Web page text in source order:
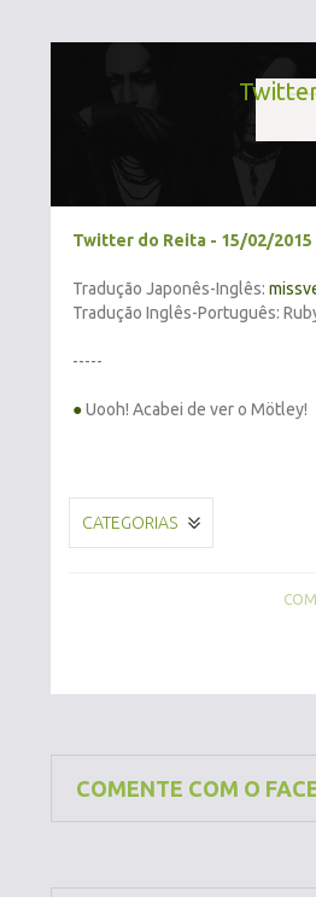
Twitter do Reita - 15/02/2015
Tradução Japonês-Inglês:
Tradução Inglês-Português:
-----
●Uooh! Acabei de ver o Mötley!
CATEGORIAS
COMENTE COM O